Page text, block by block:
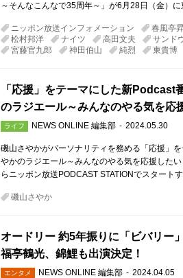
～そんなこんなで35周年～」が6月28日（金）
ニッポン放送インフォメーション 春風亭
松村邦洋
ナイツ 高田文夫 サンド
宮藤官九郎
神田伯山 純烈 東貴博
「応援」をテーマにした新Podcast
のラジエール～みんなのやる気を応
ライフ NEWS ONLINE 編集部 2024.05.30
磯山さやかがパーソナリティを務める「応援」
やかのラジエール～みんなのやる気を応援した
らニッポン放送PODCAST STATIONでスタート
磯山さやか
オードリー 約5年振りに「ビバリ
福亭鶴光、錦鯉も出演決定！
エンタメ NEWS ONLINE 編集部 2024.04.05